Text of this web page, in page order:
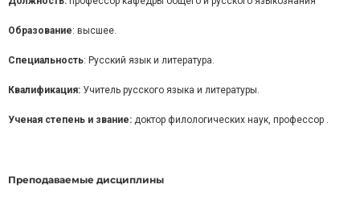
Образование: высшее.
Специальность: Русский язык и литература.
Квалификация: Учитель русского языка и литературы.
Ученая степень и звание: доктор филологических наук, профессор .
Преподаваемые дисциплины